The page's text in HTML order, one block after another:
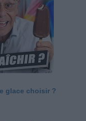
glace choisir ?